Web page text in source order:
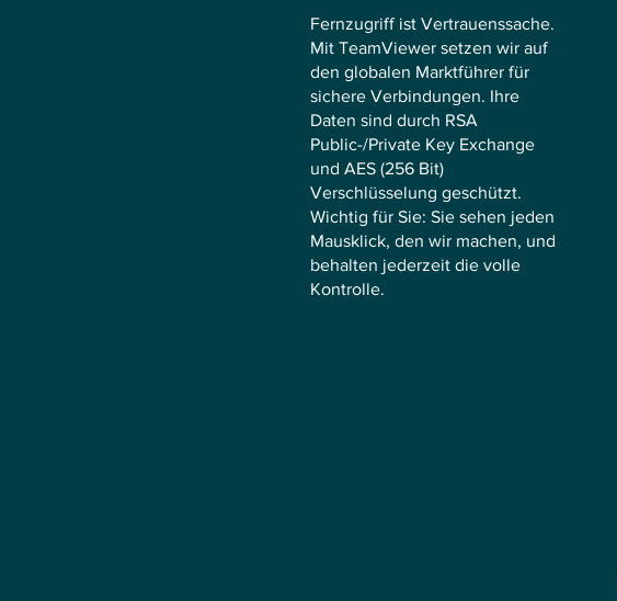
Fernzugriff ist Vertrauenssache.
Mit TeamViewer setzen wir auf
den globalen Marktführer für
sichere Verbindungen. Ihre
Daten sind durch RSA
Public-/Private Key Exchange
und AES (256 Bit)
Verschlüsselung geschützt.
Wichtig für Sie: Sie sehen jeden
Mausklick, den wir machen, und
behalten jederzeit die volle
Kontrolle.